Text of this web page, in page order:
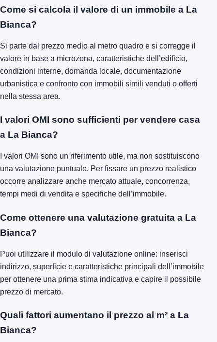
Come si calcola il valore di un immobile a La
Bianca?
Si parte dal prezzo medio al metro quadro e si corregge il
valore in base a microzona, caratteristiche dell’edificio,
condizioni interne, domanda locale, documentazione
urbanistica e confronto con immobili simili venduti o offerti
nella stessa area.
I valori OMI sono sufficienti per vendere casa
a La Bianca?
I valori OMI sono un riferimento utile, ma non sostituiscono
una valutazione puntuale. Per fissare un prezzo realistico
occorre analizzare anche mercato attuale, concorrenza,
tempi medi di vendita e specifiche dell’immobile.
Come ottenere una valutazione gratuita a La
Bianca?
Puoi utilizzare il modulo di valutazione online: inserisci
indirizzo, superficie e caratteristiche principali dell’immobile
per ottenere una prima stima indicativa e capire il possibile
prezzo di mercato.
Quali fattori aumentano il prezzo al m² a La
Bianca?